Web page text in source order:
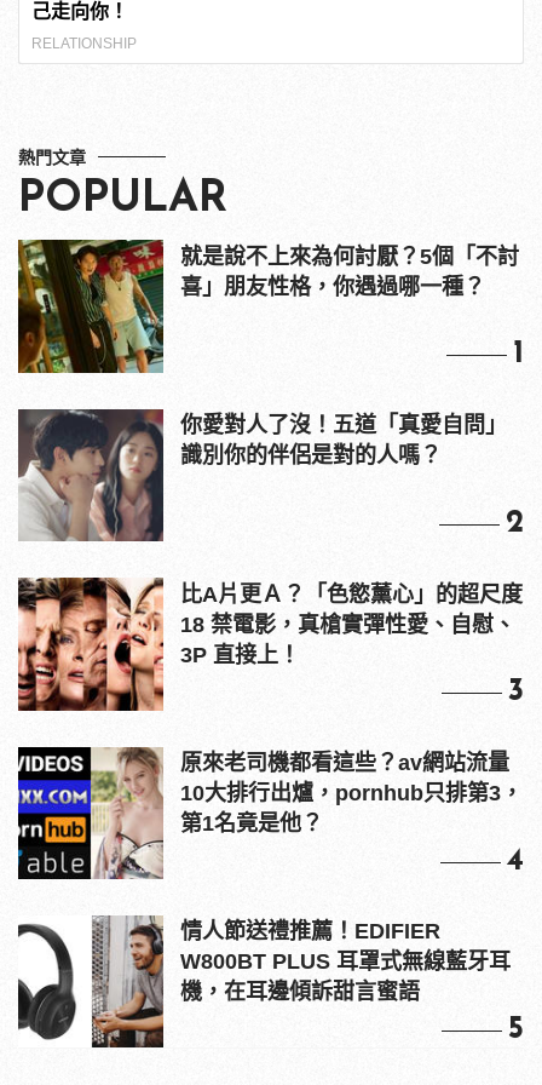
己走向你！
RELATIONSHIP
熱門文章
POPULAR
就是說不上來為何討厭？5個「不討
喜」朋友性格，你遇過哪一種？
1
你愛對人了沒！五道「真愛自問」
識別你的伴侶是對的人嗎？
2
比A片更Ａ？「色慾薰心」的超尺度
18 禁電影，真槍實彈性愛、自慰、
3P 直接上！
3
原來老司機都看這些？av網站流量
10大排行出爐，pornhub只排第3，
第1名竟是他？
4
情人節送禮推薦！EDIFIER
W800BT PLUS 耳罩式無線藍牙耳
機，在耳邊傾訴甜言蜜語
5